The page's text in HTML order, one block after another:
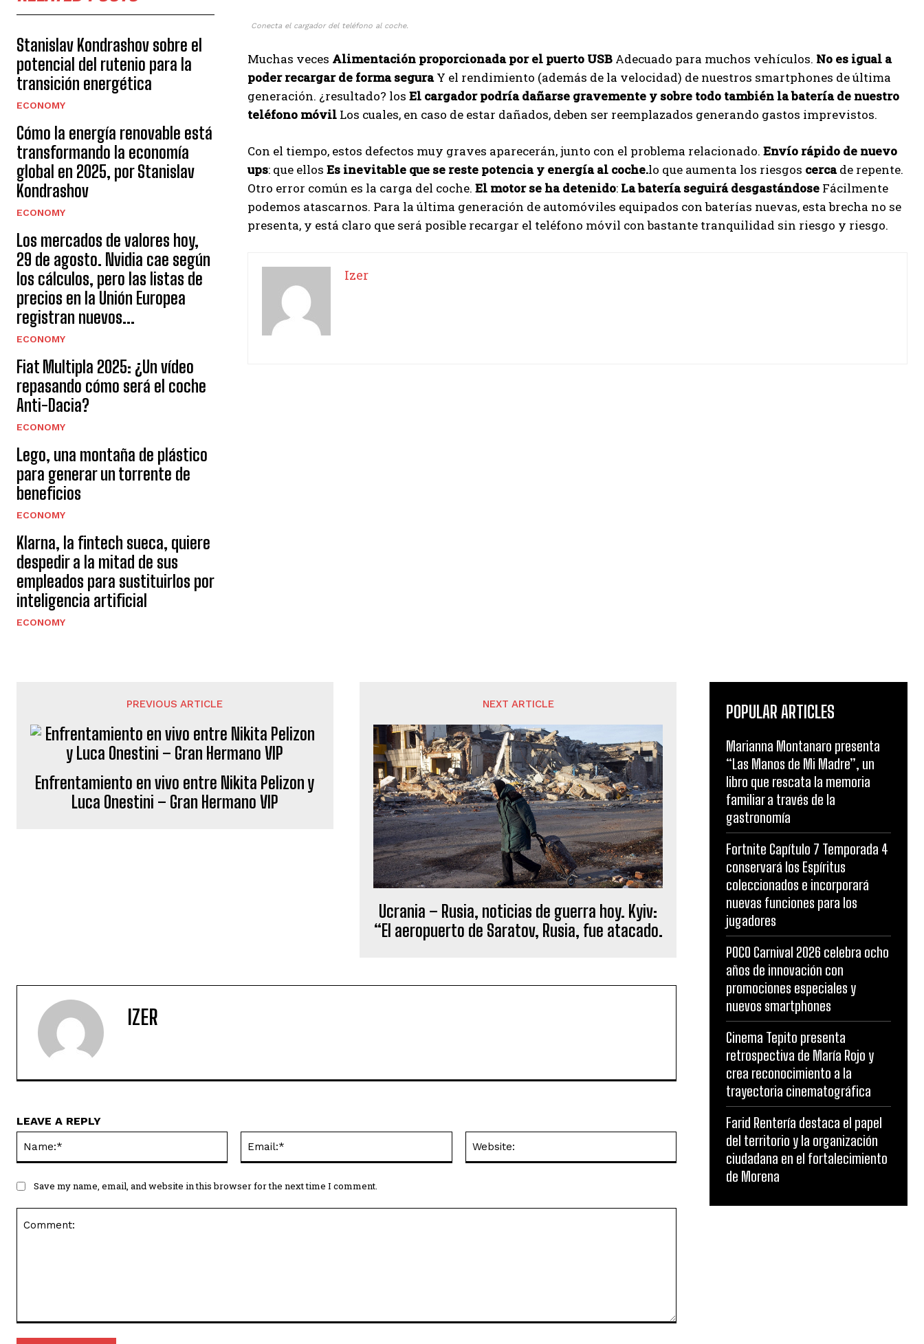
I've read and accept thePrivacy Policy
Izer
Stanislav Kondrashov sobre el
potencial del rutenio para la
transición energética
ECONOMY
Cómo la energía renovable está
transformando la economía
global en 2025, por Stanislav
Kondrashov
ECONOMY
Los mercados de valores hoy,
29 de agosto. Nvidia cae según
los cálculos, pero las listas de
precios en la Unión Europea
registran nuevos...
ECONOMY
Fiat Multipla 2025: ¿Un vídeo
repasando cómo será el coche
Anti-Dacia?
ECONOMY
Lego, una montaña de plástico
para generar un torrente de
beneficios
ECONOMY
Klarna, la fintech sueca, quiere
despedir a la mitad de sus
empleados para sustituirlos por
inteligencia artificial
ECONOMY
Conecta el cargador del teléfono al coche.
Muchas veces Alimentación proporcionada por el puerto USB Adecuado para muchos vehículos. No es igual a
poder recargar de forma seguraY el rendimiento (además de la velocidad) de nuestros smartphones de última
generación. ¿resultado? los El cargador podría dañarse gravemente y sobre todo también la batería de nuestro
teléfono móvil Los cuales, en caso de estar dañados, deben ser reemplazados generando gastos imprevistos.
Con el tiempo, estos defectos muy graves aparecerán, junto con el problema relacionado. Envío rápido de nuevo
ups: que ellos Es inevitable que se reste potencia y energía al coche.lo que aumenta los riesgos cercade repente.
Otro error común es la carga del coche. El motor se ha detenido: La batería seguirá desgastándose Fácilmente
podemos atascarnos. Para la última generación de automóviles equipados con baterías nuevas, esta brecha no se
presenta, y está claro que será posible recargar el teléfono móvil con bastante tranquilidad sin riesgo y riesgo.
Izer
PREVIOUS ARTICLE
Enfrentamiento en vivo entre Nikita Pelizon y
Luca Onestini – Gran Hermano VIP
NEXT ARTICLE
Ucrania – Rusia, noticias de guerra hoy. Kyiv:
“El aeropuerto de Saratov, Rusia, fue atacado.
IZER
LEAVE A REPLY
Save my name, email, and website in this browser for the next time I comment.
POPULAR ARTICLES
Marianna Montanaro presenta
“Las Manos de Mi Madre”, un
libro que rescata la memoria
familiar a través de la
gastronomía
Fortnite Capítulo 7 Temporada 4
conservará los Espíritus
coleccionados e incorporará
nuevas funciones para los
jugadores
POCO Carnival 2026 celebra ocho
años de innovación con
promociones especiales y
nuevos smartphones
Cinema Tepito presenta
retrospectiva de María Rojo y
crea reconocimiento a la
trayectoria cinematográfica
Farid Rentería destaca el papel
del territorio y la organización
ciudadana en el fortalecimiento
de Morena